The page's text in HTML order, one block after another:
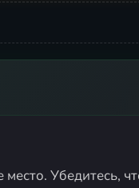
Убедитесь,